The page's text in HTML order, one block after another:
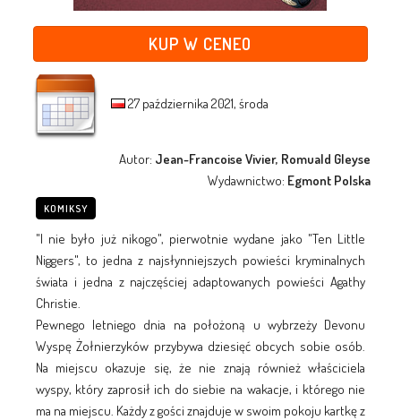
KUP W CENEO
27 października 2021, środa
Autor: Jean-Francoise Vivier, Romuald Gleyse
Wydawnictwo: Egmont Polska
KOMIKSY
"I nie było już nikogo", pierwotnie wydane jako "Ten Little
Niggers", to jedna z najsłynniejszych powieści kryminalnych
świata i jedna z najczęściej adaptowanych powieści Agathy
Christie.
Pewnego letniego dnia na położoną u wybrzeży Devonu
Wyspę Żołnierzyków przybywa dziesięć obcych sobie osób.
Na miejscu okazuje się, że nie znają również właściciela
wyspy, który zaprosił ich do siebie na wakacje, i którego nie
ma na miejscu. Każdy z gości znajduje w swoim pokoju kartkę z